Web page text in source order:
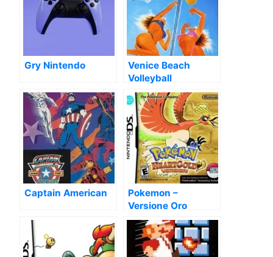
Gry Nintendo
Venice Beach
Volleyball
Captain American
Pokemon –
Versione Oro
HeartGold